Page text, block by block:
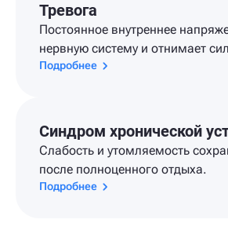
Тревога
Постоянное внутреннее
нервную систему и отнимает
Подробнее
Синдром хронической
Слабость и утомляемость
после полноценного отдыха.
Подробнее